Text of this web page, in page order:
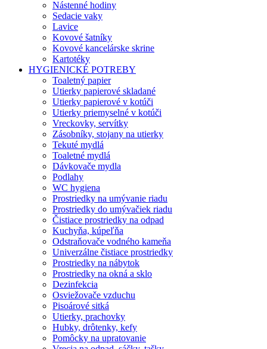
Nástenné hodiny
Sedacie vaky
Lavice
Kovové šatníky
Kovové kancelárske skrine
Kartotéky
HYGIENICKÉ POTREBY
Toaletný papier
Utierky papierové skladané
Utierky papierové v kotúči
Utierky priemyselné v kotúči
Vreckovky, servítky
Zásobníky, stojany na utierky
Tekuté mydlá
Toaletné mydlá
Dávkovače mydla
Podlahy
WC hygiena
Prostriedky na umývanie riadu
Prostriedky do umývačiek riadu
Čistiace prostriedky na odpad
Kuchyňa, kúpeľňa
Odstraňovače vodného kameňa
Univerzálne čistiace prostriedky
Prostriedky na nábytok
Prostriedky na okná a sklo
Dezinfekcia
Osviežovače vzduchu
Pisoárové sitká
Utierky, prachovky
Hubky, drôtenky, kefy
Pomôcky na upratovanie